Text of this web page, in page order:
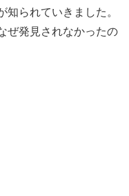
知られていきました。
ぜ発見されなかったの